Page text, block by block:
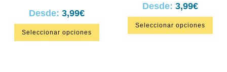
Desde: 3,99€
Seleccionar opciones
Desde: 3,99€
Seleccionar opciones